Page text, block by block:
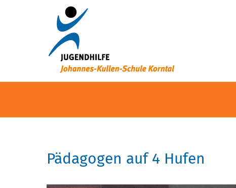
Pädagogen auf 4 Hufen